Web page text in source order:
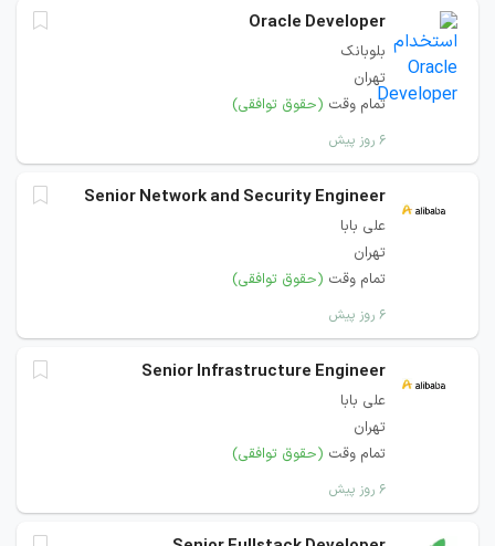
Oracle Developer
بلوبانک
تهران
تمام وقت (حقوق توافقی)
۶ روز پیش
Senior Network and Security Engineer
علی بابا
تهران
تمام وقت (حقوق توافقی)
۶ روز پیش
Senior Infrastructure Engineer
علی بابا
تهران
تمام وقت (حقوق توافقی)
۶ روز پیش